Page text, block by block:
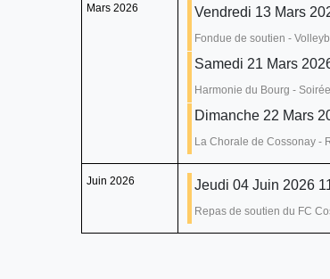
Mars 2026 Vendredi 13 Mars
Fondue de soutien -
Samedi 21 Mars
Harmonie du Bourg -
Dimanche 22 Mars
La Chorale de Cossonay -
Juin 2026 Jeudi 04 Juin 2026
Repas de soutien du FC